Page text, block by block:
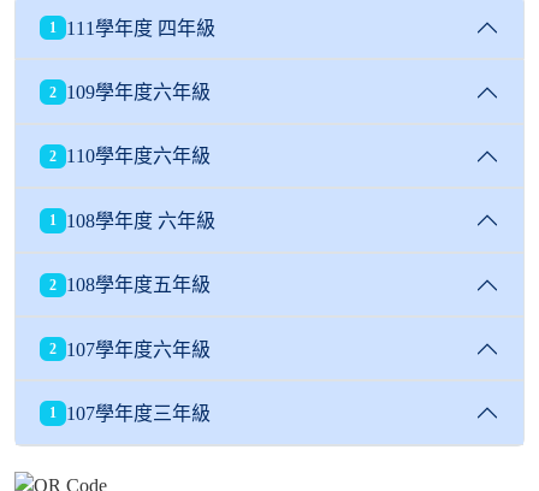
1 111學年度 四年級
2 109學年度六年級
2 110學年度六年級
1 108學年度 六年級
2 108學年度五年級
2 107學年度六年級
1 107學年度三年級